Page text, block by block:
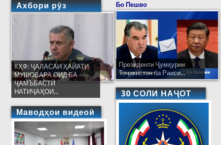
Ахбори рӯз
КҲФ: ҶАЛАСАИ ҲАЙАТИ
МУШОВАРА ОИД БА
ҶАМЪБАСТИ
НАТИҶАҲОИ...
Маводҳои видеоӣ
Бо Пешво
Президенти Ҷумҳурии
Тоҷикистон ба Раиси...
30 СОЛИ НАҶОТ